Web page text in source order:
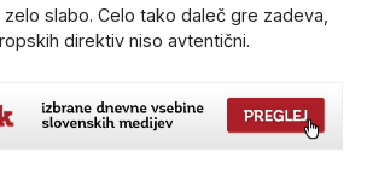
slabo. Celo tako daleč gre zadeva,
direktiv niso avtentični.